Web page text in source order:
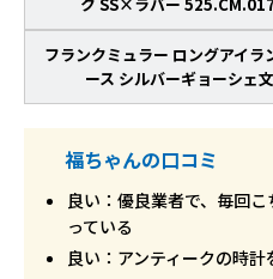
フランクミュラー ロングアイラ
ース シルバーギョーシェ
福ちゃんの口コミ
良い：優良業者で、毎回
っている
良い：アンティークの時